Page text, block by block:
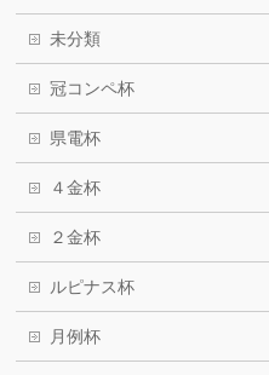
未分類
冠コンペ杯
県電杯
４金杯
２金杯
ルピナス杯
月例杯